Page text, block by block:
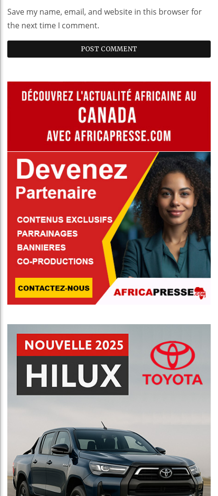
Save my name, email, and website in this browser for
the next time I comment.